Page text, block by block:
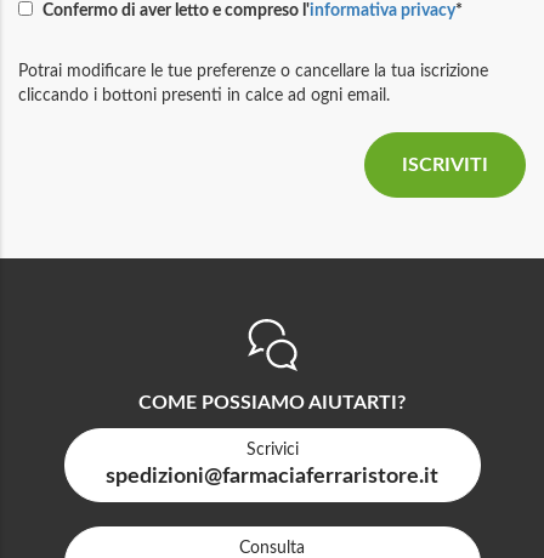
Confermo di aver letto e compreso l'informativa privacy*
Potrai modificare le tue preferenze o cancellare la tua iscrizione
cliccando i bottoni presenti in calce ad ogni email.
COME POSSIAMO AIUTARTI?
Scrivici
spedizioni@farmaciaferraristore.it
Consulta